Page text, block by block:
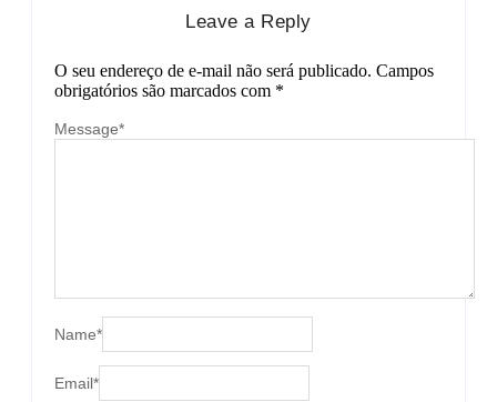
Leave a Reply
O seu endereço de e-mail não será publicado. Campos
obrigatórios são marcados com *
Message*
Name*
Email*